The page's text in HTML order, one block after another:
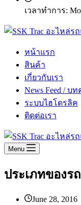
เวลาทำการ:
หน้าแรก
สินค้า
เกี่ยวกับเรา
News Feed / บ
ระบบไฮโดรลิค
ติดต่อเรา
Menu
ประเภทของร
June 28, 2016